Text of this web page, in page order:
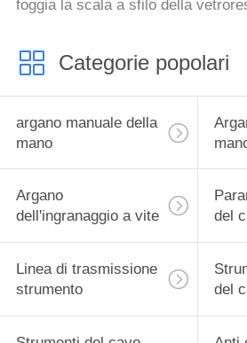
foggia la scala a sfilo della
Categorie popolari
argano manuale della
mano
Argano
dell'ingranaggio a vite
del
Linea di trasmissione
strumento
del